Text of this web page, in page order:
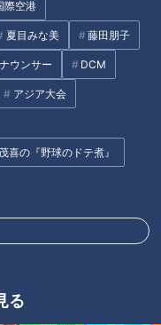
際空港
夏目みな美 藤田朋子
ウンサー DCM
アジア大会
喜の『野球のドテ煮』
る